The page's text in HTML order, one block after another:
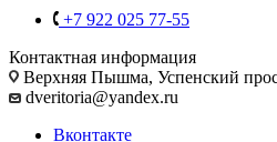
+7 922 025 77-55
Контактная информация
Верхняя Пышма, Успенский
dveritoria@yandex.ru
Вконтакте